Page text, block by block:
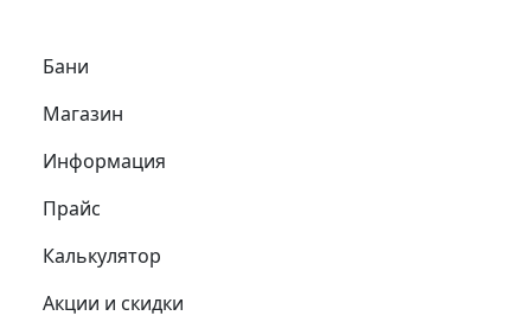
Самое важное
Бани
Магазин
Информация
Прайс
Калькулятор
Акции и скидки